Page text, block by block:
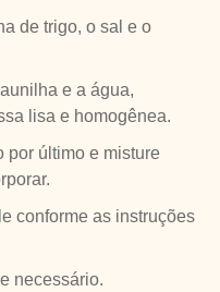
de trigo, o sal e o
e a água,
lisa e homogênea.
por último e misture
conforme as instruções
necessário.